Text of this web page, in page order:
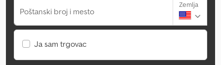
Poštanski broj i mesto
Zemlja
Ja sam trgovac